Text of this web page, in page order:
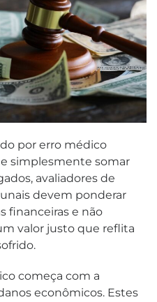
por erro médico
simplesmente somar
avaliadores de
devem ponderar
financeiras e não
valor justo que reflita
começa com a
econômicos. Estes